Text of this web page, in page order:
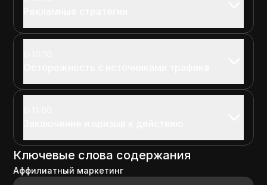
Ключевые слова содержания
Аффилиатный маркетинг